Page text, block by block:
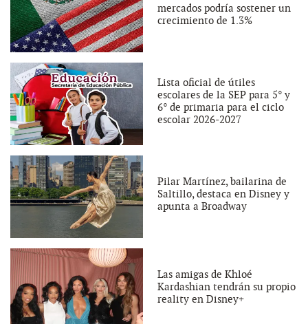
mercados podría sostener un
crecimiento de 1.3%
Lista oficial de útiles
escolares de la SEP para 5° y
6° de primaria para el ciclo
escolar 2026-2027
Pilar Martínez, bailarina de
Saltillo, destaca en Disney y
apunta a Broadway
Las amigas de Khloé
Kardashian tendrán su propio
reality en Disney+